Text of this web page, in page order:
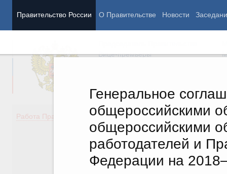
Правительство России О Правительстве Новости
Генеральное
общероссийскими
общероссийскими
работодателей и
Федерации на
Вице-премьеры
Работа Правительства
Демография
Здоровье
Культура
Общество
Государство